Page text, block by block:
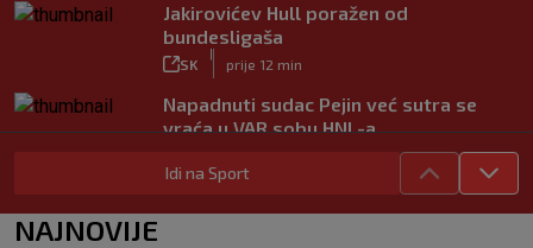
Jakirovićev Hull poražen od
bundesligaša
SK prije 12 min
Napadnuti sudac Pejin već sutra se
vraća u VAR sobu HNL-a
VIDEO / Martin dominantan u sprintu,
Marquez neprepoznatljiv!
Idi na Sport
NAJNOVIJE